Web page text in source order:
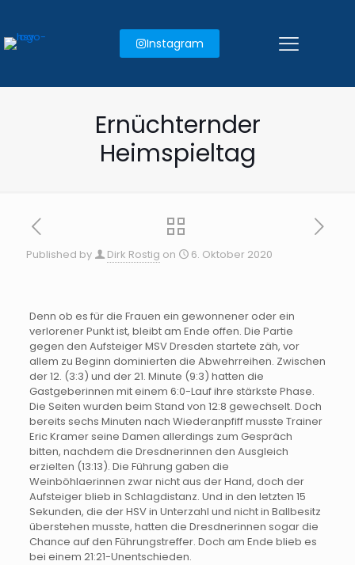
Instagram
Ernüchternder
Heimspieltag
Published by Dirk Rostig on 6. Oktober 2020
Denn ob es für die Frauen ein gewonnener oder ein
verlorener Punkt ist, bleibt am Ende offen. Die Partie
gegen den Aufsteiger MSV Dresden startete zäh, vor
allem zu Beginn dominierten die Abwehrreihen. Zwischen
der 12. (3:3) und der 21. Minute (9:3) hatten die
Gastgeberinnen mit einem 6:0-Lauf ihre stärkste Phase.
Die Seiten wurden beim Stand von 12:8 gewechselt. Doch
bereits sechs Minuten nach Wiederanpfiff musste Trainer
Eric Kramer seine Damen allerdings zum Gespräch
bitten, nachdem die Dresdnerinnen den Ausgleich
erzielten (13:13). Die Führung gaben die
Weinböhlaerinnen zwar nicht aus der Hand, doch der
Aufsteiger blieb in Schlagdistanz. Und in den letzten 15
Sekunden, die der HSV in Unterzahl und nicht in Ballbesitz
überstehen musste, hatten die Dresdnerinnen sogar die
Chance auf den Führungstreffer. Doch am Ende blieb es
bei einem 21:21-Unentschieden.